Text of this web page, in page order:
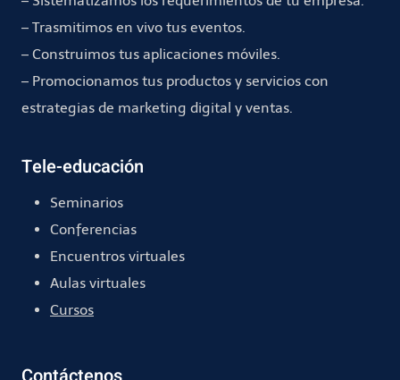
– Trasmitimos en vivo tus eventos.
– Construimos tus aplicaciones móviles.
– Promocionamos tus productos y servicios con
estrategias de marketing digital y ventas.
Tele-educación
Seminarios
Conferencias
Encuentros virtuales
Aulas virtuales
Cursos